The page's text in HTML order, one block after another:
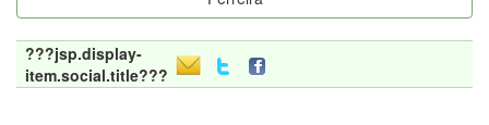
???jsp.display-
item.social.title???